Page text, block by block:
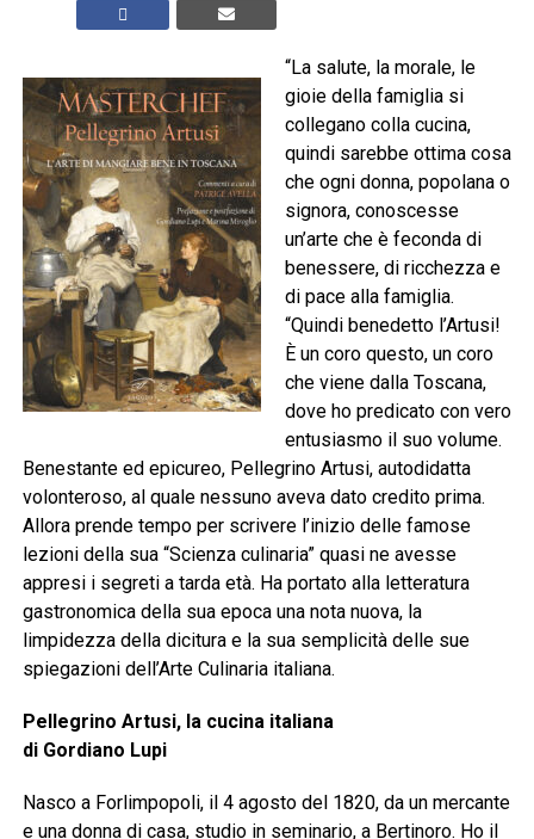
“La salute, la morale, le
gioie della famiglia si
collegano colla cucina,
quindi sarebbe ottima cosa
che ogni donna, popolana o
signora, conoscesse
un’arte che è feconda di
benessere, di ricchezza e
di pace alla famiglia.
“Quindi benedetto l’Artusi!
È un coro questo, un coro
che viene dalla Toscana,
dove ho predicato con vero
entusiasmo il suo volume.
Benestante ed epicureo, Pellegrino Artusi, autodidatta
volonteroso, al quale nessuno aveva dato credito prima.
Allora prende tempo per scrivere l’inizio delle famose
lezioni della sua “Scienza culinaria” quasi ne avesse
appresi i segreti a tarda età. Ha portato alla letteratura
gastronomica della sua epoca una nota nuova, la
limpidezza della dicitura e la sua semplicità delle sue
spiegazioni dell’Arte Culinaria italiana.
Pellegrino Artusi, la cucina italiana
di Gordiano Lupi
Nasco a Forlimpopoli, il 4 agosto del 1820, da un mercante
e una donna di casa, studio in seminario, a Bertinoro. Ho il